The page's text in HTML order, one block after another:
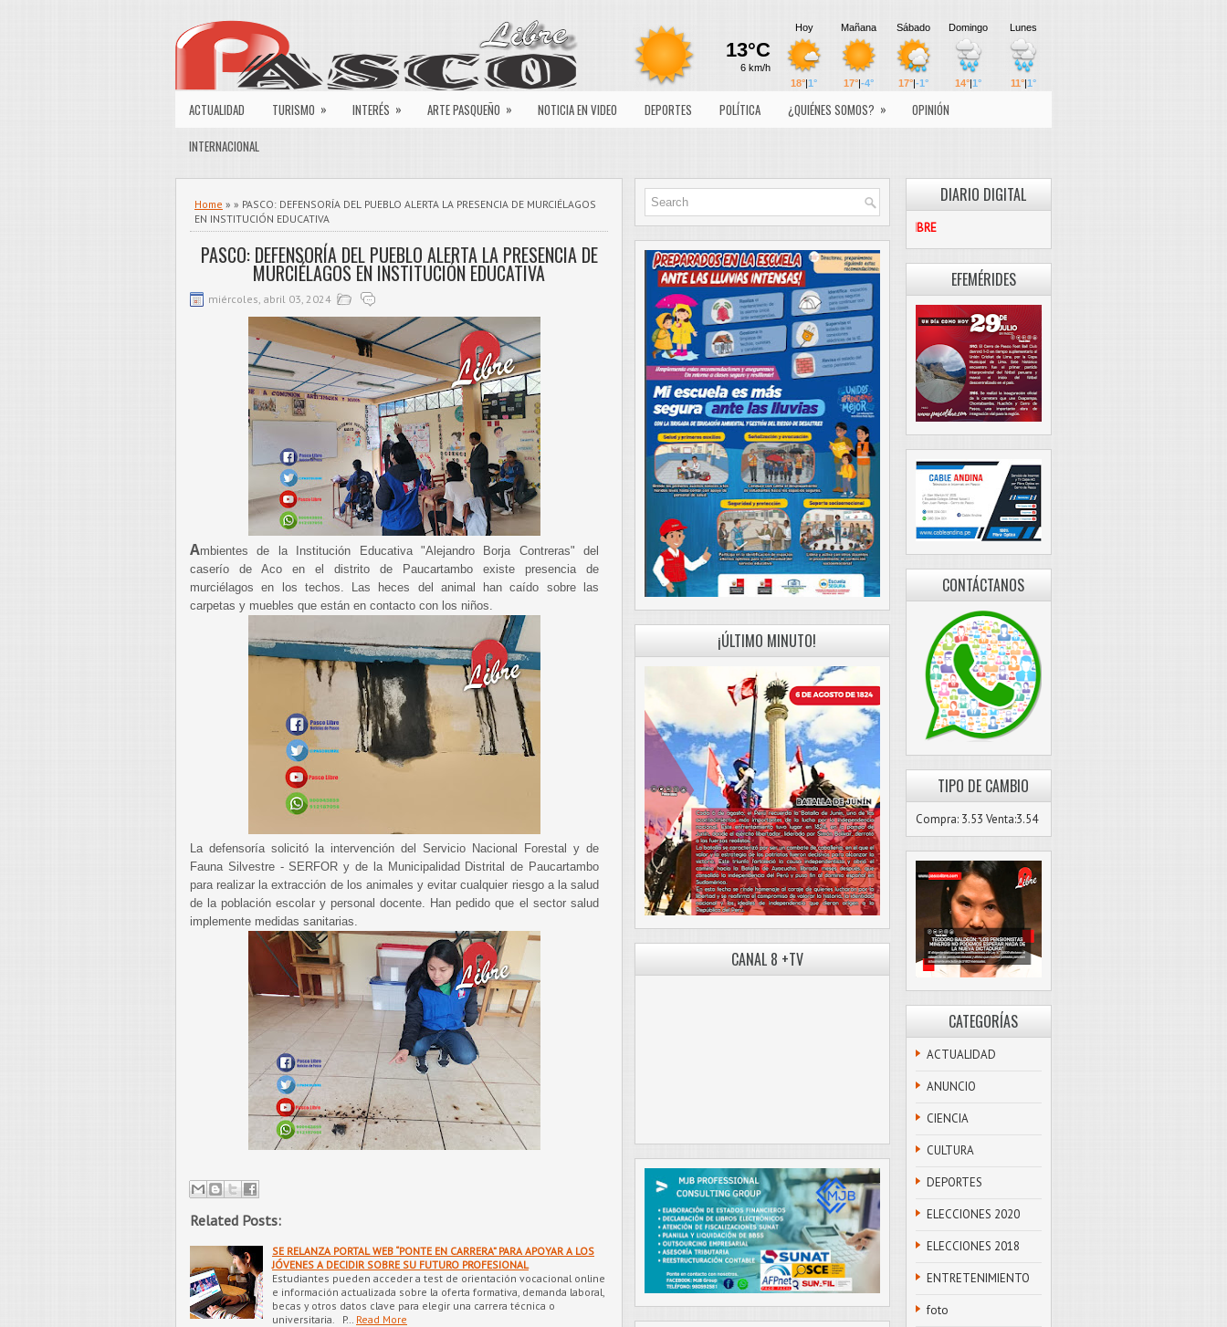
ACTUALIDAD TURISMO » INTERÉS » ARTE PASQUEÑO » NOTICIA EN VIDEO DEPORTES POLÍTICA ¿QUIÉNES SOMOS? »
OPINIÓN
INTERNACIONAL
Home » » PASCO: DEFENSORÍA DEL PUEBLO ALERTA LA PRESENCIA DE MURCIÉLAGOS
EN INSTITUCIÓN EDUCATIVA
PASCO: DEFENSORÍA DEL PUEBLO ALERTA LA PRESENCIA DE
MURCIÉLAGOS EN INSTITUCIÓN EDUCATIVA
miércoles, abril 03, 2024
Ambientes de la Institución Educativa "Alejandro Borja Contreras" del
caserío de Aco en el distrito de Paucartambo existe presencia de
murciélagos en los techos. Las heces del animal han caído sobre las
carpetas y muebles que están en contacto con los niños.
La defensoría solicitó la intervención del Servicio Nacional Forestal y de
Fauna Silvestre - SERFOR y de la Municipalidad Distrital de Paucartambo
para realizar la extracción de los animales y evitar cualquier riesgo a la salud
de la población escolar y personal docente. Han pedido que el sector salud
implemente medidas sanitarias.
Related Posts:
SE RELANZA PORTAL WEB “PONTE EN CARRERA” PARA APOYAR A LOS
JÓVENES A DECIDIR SOBRE SU FUTURO PROFESIONAL
Estudiantes pueden acceder a test de orientación vocacional online
e información actualizada sobre la oferta formativa, demanda laboral,
becas y otros datos clave para elegir una carrera técnica o
universitaria. P…
Read More
¡ÚLTIMO MINUTO!
CANAL 8 +TV
DIARIO DIGITAL
EFEMÉRIDES
CONTÁCTANOS
TIPO DE CAMBIO
Compra: 3.53 Venta:3.54
CATEGORÍAS
ACTUALIDAD
ANUNCIO
CIENCIA
CULTURA
DEPORTES
ELECCIONES 2020
ELECCIONES 2018
ENTRETENIMIENTO
foto